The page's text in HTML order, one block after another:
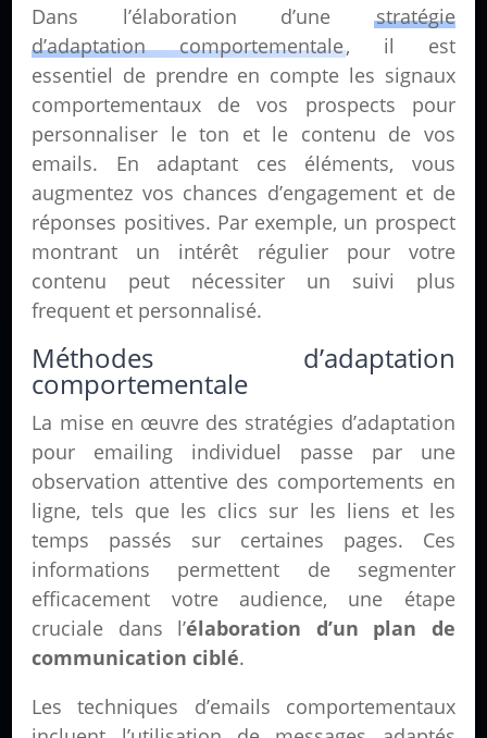
Dans l’élaboration d’une stratégie
d’adaptation comportementale, il est
essentiel de prendre en compte les signaux
comportementaux de vos prospects pour
personnaliser le ton et le contenu de vos
emails. En adaptant ces éléments, vous
augmentez vos chances d’engagement et de
réponses positives. Par exemple, un prospect
montrant un intérêt régulier pour votre
contenu peut nécessiter un suivi plus
frequent et personnalisé.
Méthodes d’adaptation
comportementale
La mise en œuvre des stratégies d’adaptation
pour emailing individuel passe par une
observation attentive des comportements en
ligne, tels que les clics sur les liens et les
temps passés sur certaines pages. Ces
informations permettent de segmenter
efficacement votre audience, une étape
cruciale dans l’élaboration d’un plan de
communication ciblé.
Les techniques d’emails comportementaux